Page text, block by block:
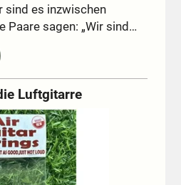
sind es inzwischen
Paare sagen: „Wir sind…
Luftgitarre